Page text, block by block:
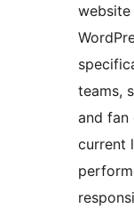
website
teams,
and fan
current